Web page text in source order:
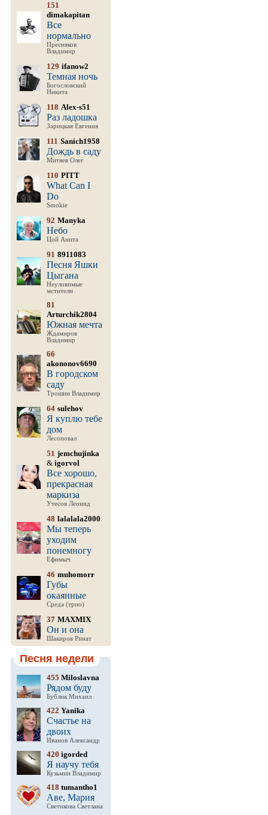
151
dimakapitan
Все
нормально
Пресняков
Владимир
129 ifanow2
Темная ночь
Богословский
Никита
118 Alex-s51
Раз ладошка
Зарицкая Евгения
111 Sanich1958
Дождь в саду
Митяев Олег
110 PITT
What Can I
Do
Smokie
92 Manyka
Небо
Цой Анита
91 8911083
Песня Яшки
Цыгана
Неуловимые
мстители
81
Arturchik2804
Южная мечта
Ждамиров
Владимир
66
akononov6690
В городском
саду
Трошин Владимир
64 sulehov
Я куплю тебе
дом
Лесоповал
51 jemchujinka
& igorvol
Все хорошо,
прекрасная
маркиза
Утесов Леонид
48 lalalala2000
Мы теперь
уходим
понемногу
Ефимыч
46 muhomorr
Губы
окаянные
Среда (трио)
37 MAXMIX
Он и она
Шакиров Ринат
Песня недели
455 Miloslavna
Рядом буду
Бублик Михаил
422 Yanika
Счастье на
двоих
Иванов Александр
420 igorded
Я научу тебя
Кузьмин Владимир
418 tumantho1
Аве, Мария
Светикова Светлана